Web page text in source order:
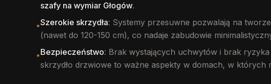
szafy na wymiar Głogów.
•Szerokie skrzydła: Systemy przesuwne pozwalają na
(nawet do 120-150 cm), co nadaje zabudowie
•Bezpieczeństwo: Brak wystających uchwytów i brak
skrzydło drzwiowe to ważne aspekty w domach, w których